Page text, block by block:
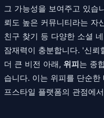
그 가능성을 보여주고 있습
뢰도 높은 커뮤니티라는 자
친구 찾기 등 다양한 소셜
잠재력이 충분합니다. '신
더 큰 비전 아래, 위피는 종
습니다. 이는 위피를 단순한
프스타일 플랫폼의 관점에